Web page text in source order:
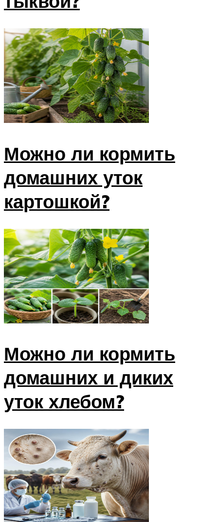
Можно ли кормить
домашних уток
картошкой?
Можно ли кормить
домашних и диких
уток хлебом?